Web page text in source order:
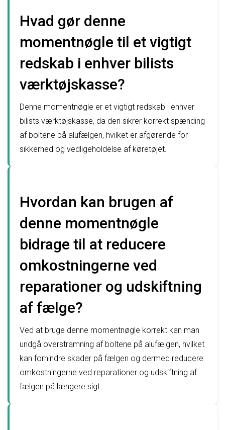
Hvad gør denne
momentnøgle til et vigtigt
redskab i enhver bilists
værktøjskasse?
Denne momentnøgle er et vigtigt redskab i enhver
bilists værktøjskasse, da den sikrer korrekt spænding
af boltene på alufælgen, hvilket er afgørende for
sikkerhed og vedligeholdelse af køretøjet.
Hvordan kan brugen af
denne momentnøgle
bidrage til at reducere
omkostningerne ved
reparationer og udskiftning
af fælge?
Ved at bruge denne momentnøgle korrekt kan man
undgå overstramning af boltene på alufælgen, hvilket
kan forhindre skader på fælgen og dermed reducere
omkostningerne ved reparationer og udskiftning af
fælgen på længere sigt.